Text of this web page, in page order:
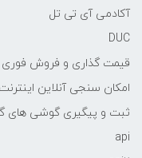
آکادمی آی تی تل
DUC
قیمت گذاری و فروش فوری
امکان سنجی آنلاین اینترنت TD-Lte
ثبت و پیگیری گوشی های
api